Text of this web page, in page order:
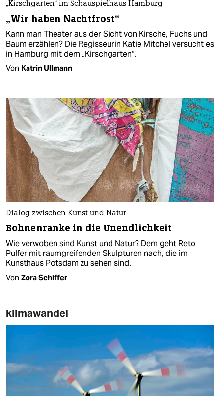
„Kirschgarten“ im Schauspielhaus Hamburg
„Wir haben Nachtfrost“
Kann man Theater aus der Sicht von Kirsche, Fuchs und
Baum erzählen? Die Regisseurin Katie Mitchel versucht es
in Hamburg mit dem „Kirschgarten“.
Von Katrin Ullmann
Dialog zwischen Kunst und Natur
Bohnenranke in die Unendlichkeit
Wie verwoben sind Kunst und Natur? Dem geht Reto
Pulfer mit raumgreifenden Skulpturen nach, die im
Kunsthaus Potsdam zu sehen sind.
Von Zora Schiffer
klimawandel